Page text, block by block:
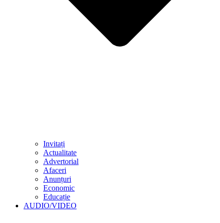
Invitați
Actualitate
Advertorial
Afaceri
Anunțuri
Economic
Educație
AUDIO/VIDEO